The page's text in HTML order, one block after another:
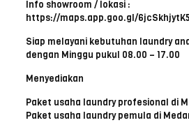
Info showroom / lokasi :
https://maps.app.goo.gl/
Siap melayani kebutuhan laundry
dengan Minggu pukul 08.00 – 17.00
Menyediakan
Paket usaha laundry profesional di
Paket usaha laundry pemula di